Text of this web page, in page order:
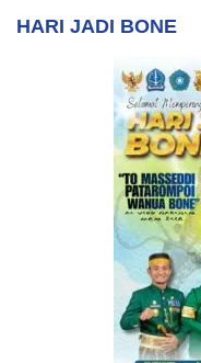
HARI JADI BONE